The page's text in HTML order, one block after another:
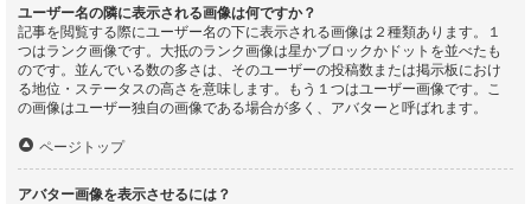
ユーザー名の隣に表示される画像は何ですか？
記事を閲覧する際にユーザー名の下に表示される画像は２種類あります。１
つはランク画像です。大抵のランク画像は星かブロックかドットを並べたも
のです。並んでいる数の多さは、そのユーザーの投稿数または掲示板におけ
る地位・ステータスの高さを意味します。もう１つはユーザー画像です。こ
の画像はユーザー独自の画像である場合が多く、アバターと呼ばれます。
ページトップ
アバター画像を表示させるには？